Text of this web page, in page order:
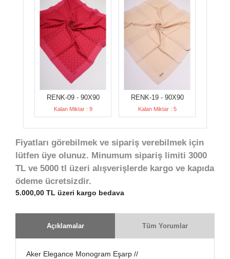
RENK-09 - 90X90
Kalan Miktar : 9
RENK-19 - 90X90
Kalan Miktar : 5
Fiyatları görebilmek ve sipariş verebilmek için
lütfen üye olunuz. Minumum sipariş limiti 3000
TL ve 5000 tl üzeri alışverişlerde kargo ve kapıda
ödeme ücretsizdir.
5.000,00 TL üzeri kargo bedava
Açıklamalar Tüm Yorumlar
Aker Elegance Monogram Eşarp //